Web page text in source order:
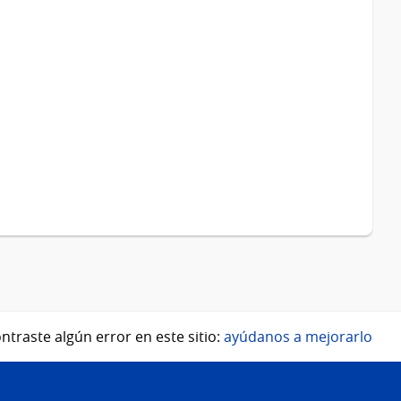
algún error en este sitio: ayúdanos a mejorarlo